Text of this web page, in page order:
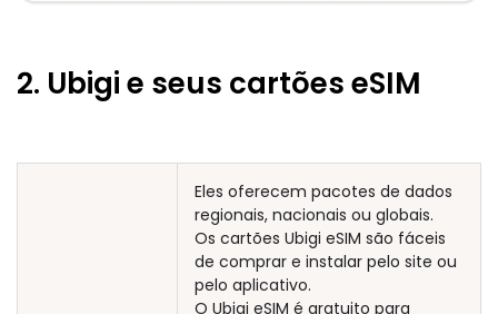
2. Ubigi e seus cartões eSIM
Eles oferecem pacotes de dados
regionais, nacionais ou globais.
Os cartões Ubigi eSIM são fáceis
de comprar e instalar pelo site ou
pelo aplicativo.
O Ubigi eSIM é gratuito para